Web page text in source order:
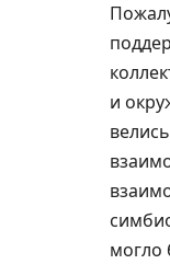
и
могло